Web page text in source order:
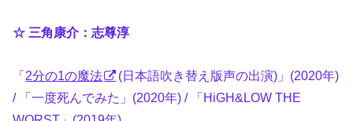
☆ 三角康介：志尊淳
「2分の1の魔法
(日本語吹き替え版声の出演)」(2020年)
/ 「一度死んでみた」(2020年) / 「HiGH&LOW THE